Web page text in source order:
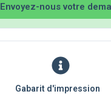
Envoyez-nous votre
Gabarit d'impression